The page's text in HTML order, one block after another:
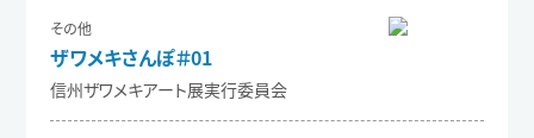
その他
ザワメキさんぽ＃01
信州ザワメキアート展実行委員会